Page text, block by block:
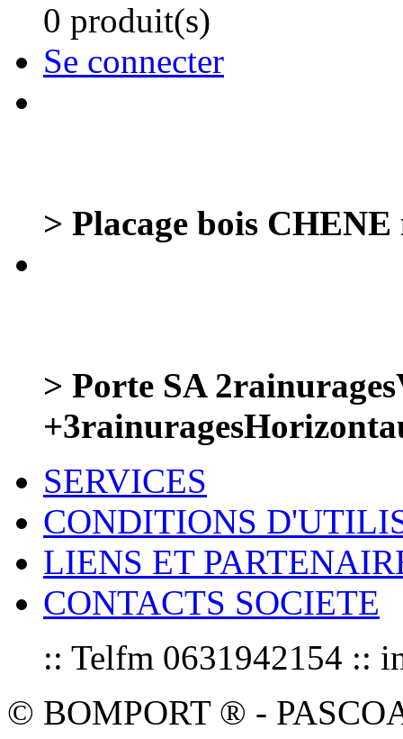
0 produit(s)
Se connecter
> Placage bois
> Porte SA
SERVICES
CONDITIONS
LIENS ET
CONTACTS SOCIETE
:: Telfm 0631942154 ::
© BOMPORT ® -